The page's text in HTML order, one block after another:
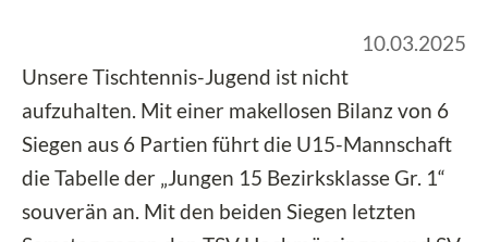
10.03.2025
Unsere Tischtennis-Jugend ist nicht
aufzuhalten. Mit einer makellosen Bilanz von 6
Siegen aus 6 Partien führt die U15-Mannschaft
die Tabelle der „Jungen 15 Bezirksklasse Gr. 1“
souverän an. Mit den beiden Siegen letzten